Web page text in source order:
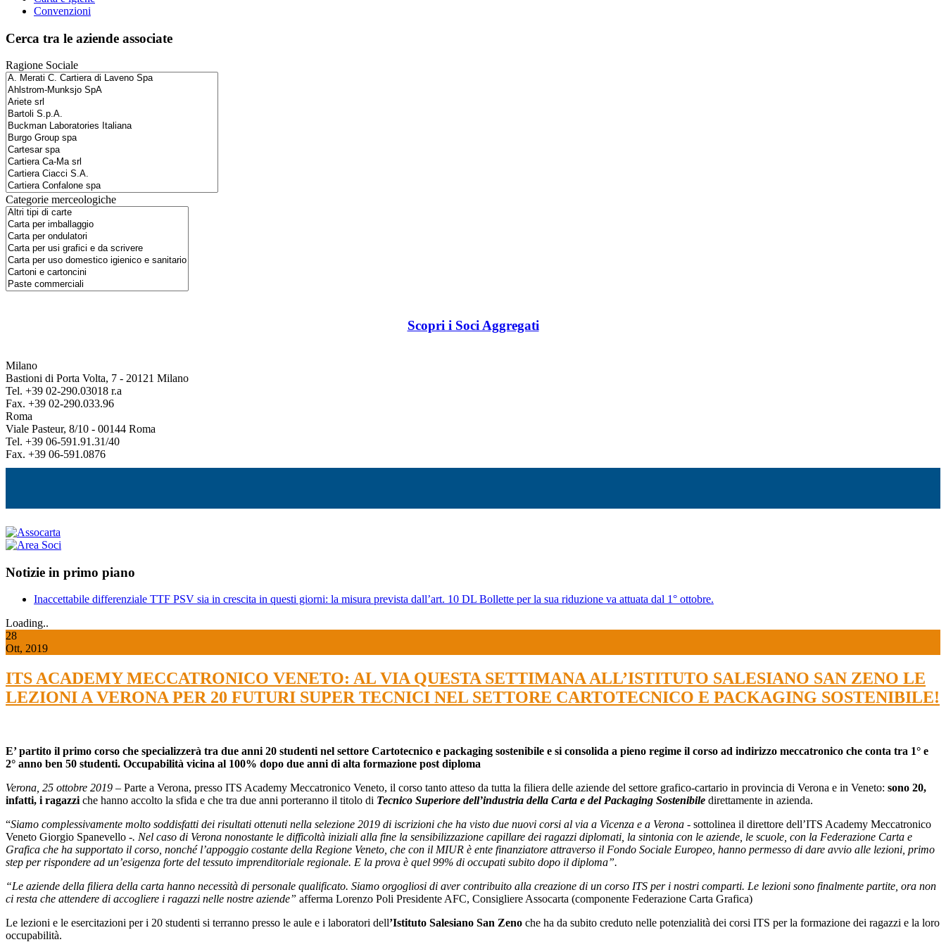
Convenzioni
Cerca tra le aziende associate
Ragione Sociale
Categorie merceologiche
Scopri i Soci Aggregati
Milano
Bastioni di Porta Volta, 7 - 20121 Milano
Tel. +39 02-290.03018 r.a
Fax. +39 02-290.033.96
Roma
Viale Pasteur, 8/10 - 00144 Roma
Tel. +39 06-591.91.31/40
Fax. +39 06-591.0876
Notizie in primo piano
Inaccettabile differenziale TTF PSV sia in crescita in questi giorni: la misura prevista dall’art. 10 DL Bollette per la sua riduzione va attuata dal 1° ottobre.
Loading..
28
Ott, 2019
ITS ACADEMY MECCATRONICO VENETO: AL VIA QUESTA SETTIMANA ALL’ISTITUTO SALESIANO SAN ZENO LE
LEZIONI A VERONA PER 20 FUTURI SUPER TECNICI NEL SETTORE CARTOTECNICO E PACKAGING SOSTENIBILE!
E’ partito il primo corso che specializzerà tra due anni 20 studenti nel settore Cartotecnico e packaging sostenibile e si consolida a pieno regime il corso ad indirizzo meccatronico che conta tra 1° e
2° anno ben 50 studenti. Occupabilità vicina al 100% dopo due anni di alta formazione post diploma
Verona, 25 ottobre 2019 – Parte a Verona, presso ITS Academy Meccatronico Veneto, il corso tanto atteso da tutta la filiera delle aziende del settore grafico-cartario in provincia di Verona e in Veneto: sono 20,
infatti, i ragazzi che hanno accolto la sfida e che tra due anni porteranno il titolo di Tecnico Superiore dell’industria della Carta e del Packaging Sostenibile direttamente in azienda.
“Siamo complessivamente molto soddisfatti dei risultati ottenuti nella selezione 2019 di iscrizioni che ha visto due nuovi corsi al via a Vicenza e a Verona - sottolinea il direttore dell’ITS Academy Meccatronico
Veneto Giorgio Spanevello -. Nel caso di Verona nonostante le difficoltà iniziali alla fine la sensibilizzazione capillare dei ragazzi diplomati, la sintonia con le aziende, le scuole, con la Federazione Carta e
Grafica che ha supportato il corso, nonché l’appoggio costante della Regione Veneto, che con il MIUR è ente finanziatore attraverso il Fondo Sociale Europeo, hanno permesso di dare avvio alle lezioni, primo
step per rispondere ad un’esigenza forte del tessuto imprenditoriale regionale. E la prova è quel 99% di occupati subito dopo il diploma”.
“Le aziende della filiera della carta hanno necessità di personale qualificato. Siamo orgogliosi di aver contribuito alla creazione di un corso ITS per i nostri comparti. Le lezioni sono finalmente partite, ora non
ci resta che attendere di accogliere i ragazzi nelle nostre aziende” afferma Lorenzo Poli Presidente AFC, Consigliere Assocarta (componente Federazione Carta Grafica)
Le lezioni e le esercitazioni per i 20 studenti si terranno presso le aule e i laboratori dell’Istituto Salesiano San Zeno che ha da subito creduto nelle potenzialità dei corsi ITS per la formazione dei ragazzi e la loro
occupabilità.